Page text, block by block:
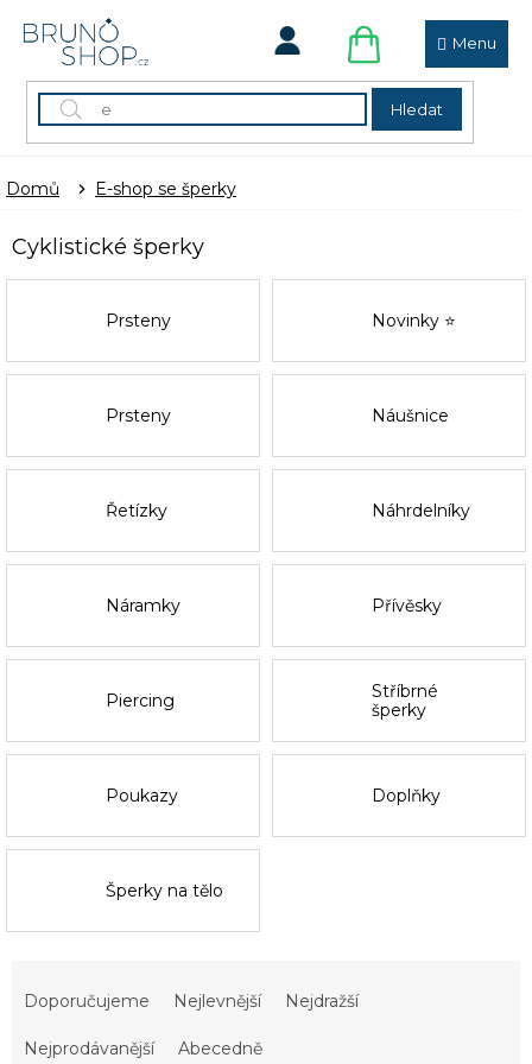
Hledat
NÁKUPNÍ
KOŠÍK
Domů E-shop se šperky
Cyklistické šperky
Prsteny Novinky ⭐
Prsteny Náušnice
Řetízky Náhrdelníky
Náramky Přívěsky
Piercing
Stříbrné
šperky
Poukazy Doplňky
Šperky na tělo
Doporučujeme Nejlevnější Nejdražší
Nejprodávanější Abecedně